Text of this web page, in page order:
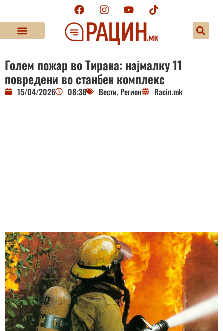
Голем пожар во Тирана: најмалку 11
повредени во станбен комплекс
15/04/2026 08:38 Вести, Регион Racin.mk